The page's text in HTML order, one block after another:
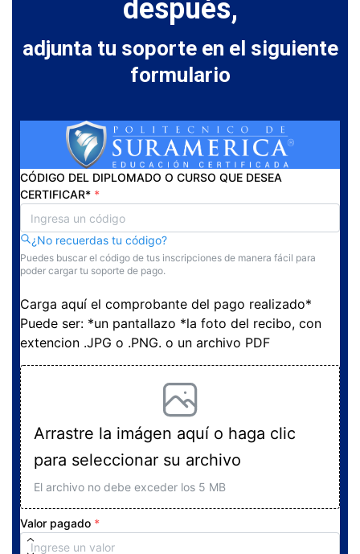
después,
adjunta tu soporte en el siguiente
formulario